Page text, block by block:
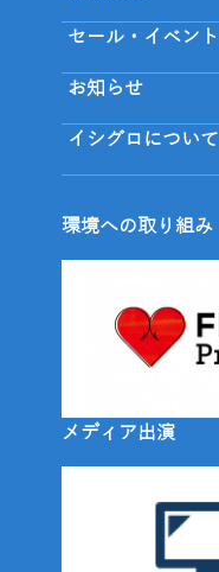
セール・イベント
お知らせ
イシグロについて
環境への取り組み
メディア出演